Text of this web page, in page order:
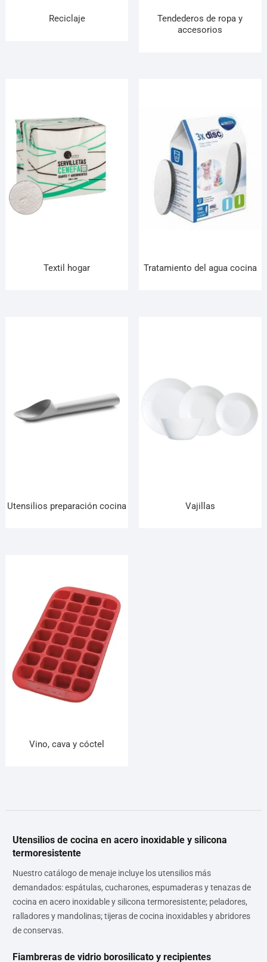
Reciclaje
Tendederos de ropa y
accesorios
Textil hogar Tratamiento del agua cocina
Utensilios preparación cocina Vajillas
Vino, cava y cóctel
Utensilios de cocina en acero inoxidable y silicona
termoresistente
Nuestro catálogo de menaje incluye los utensilios más
demandados: espátulas, cucharones, espumaderas y tenazas de
cocina en acero inoxidable y silicona termoresistente; peladores,
ralladores y mandolinas; tijeras de cocina inoxidables y abridores
de conservas.
Fiambreras de vidrio borosilicato y recipientes